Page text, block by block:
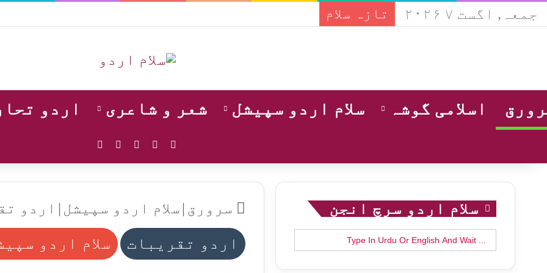
جمعہ, اگست ۷ ۲۰۲۶ تازہ سلام
اسلامی گوشہ سلام اردو سپیشل شعر و شاعری اردو
Facebook
YouTube
Instagram
سرورق | سلام اردو سپیشل | اردو
اردو تقریبات سلام اردو
سلام اردو سرچ انجن
Search
for: